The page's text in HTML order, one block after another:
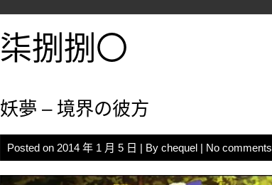
柒捌捌〇
妖夢 – 境界の彼方
Posted on 2014 年 1 月 5 日 | By chequel | No comments